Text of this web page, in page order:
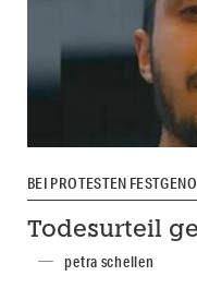
BEI PROTESTEN
Todesurteil
petra schellen